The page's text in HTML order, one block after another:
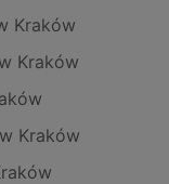
Kraków
Kraków
Kraków